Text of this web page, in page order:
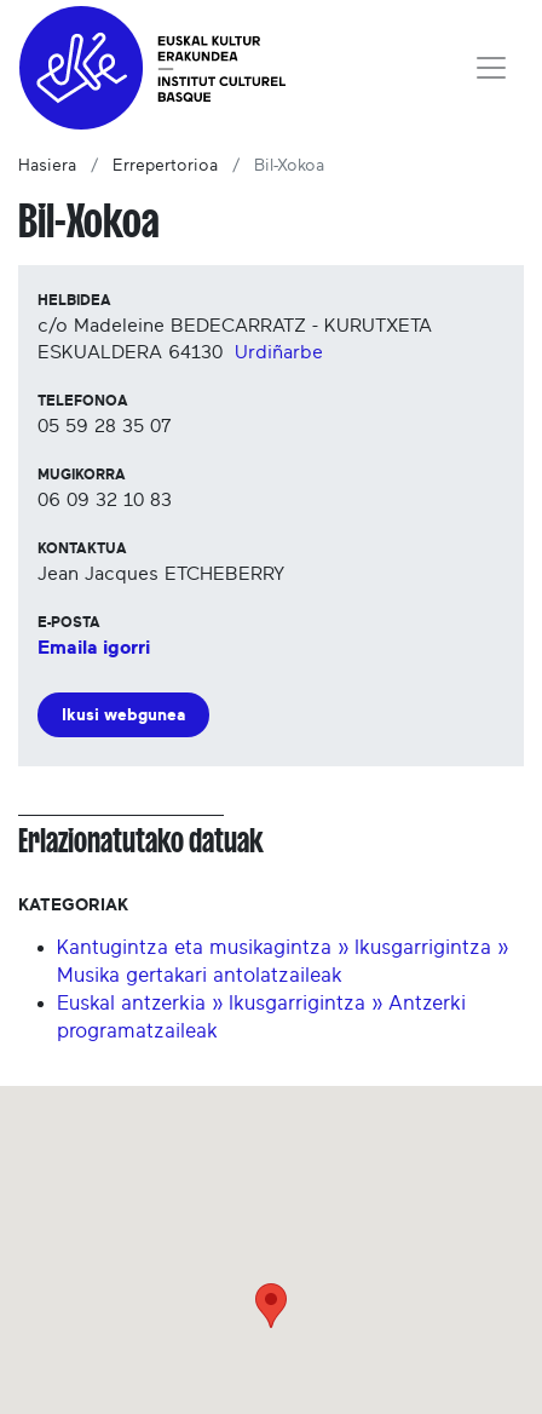
Hasiera Errepertorioa Bil-Xokoa
Bil-Xokoa
HELBIDEA
c/o Madeleine BEDECARRATZ - KURUTXETA
ESKUALDERA 64130 Urdiñarbe
TELEFONOA
05 59 28 35 07
MUGIKORRA
06 09 32 10 83
KONTAKTUA
Jean Jacques ETCHEBERRY
E-POSTA
Emaila igorri
Ikusi webgunea
Erlazionatutako datuak
KATEGORIAK
Kantugintza eta musikagintza » Ikusgarrigintza »
Musika gertakari antolatzaileak
Euskal antzerkia » Ikusgarrigintza » Antzerki
programatzaileak